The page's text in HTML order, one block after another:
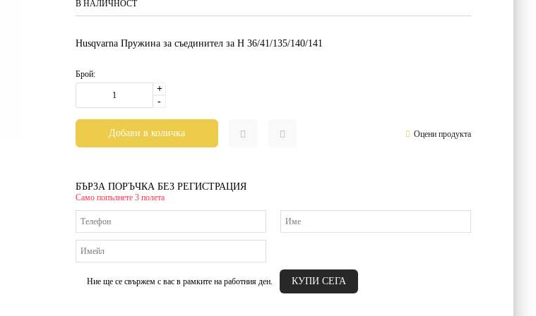
В НАЛИЧНОСТ
Husqvarna Пружина за съединител за H 36/41/135/140/141
Брой:
+
-
Оцени продукта
БЪРЗА ПОРЪЧКА БЕЗ РЕГИСТРАЦИЯ
Само попълнете 3 полета
Ние ще се свържем с вас в рамките на работния ден.